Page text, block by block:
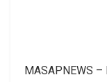
MASAPNEWS